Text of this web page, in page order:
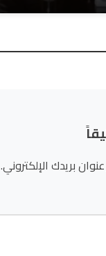
بريدك الإلكتروني.